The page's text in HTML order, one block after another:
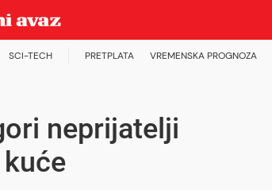
SCI-TECH PRETPLATA VREMENSKA PROGNOZA
neprijatelji